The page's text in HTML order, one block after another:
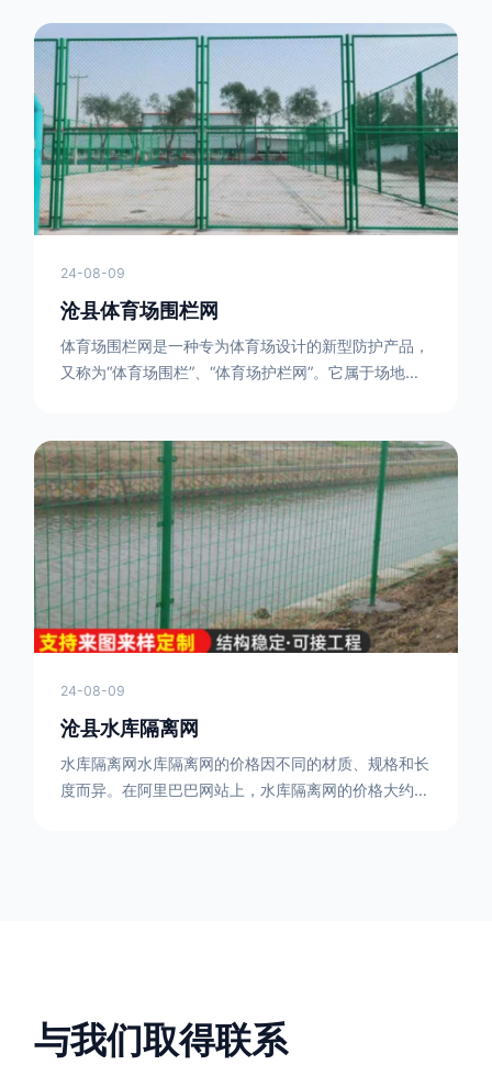
型，安装方便。桃型护栏网的安装方法如下：先固定
17631598285根色谱柱，然后将网格钩在此色谱柱
上，然后将第二根色谱柱钩在网格上，然后将其拧紧，
然后类推，一套一套的安装即可。该安装牢固美观，不
会损坏油漆表面 。桃型护栏网使
24-08-09
沧县体育场围栏网
体育场围栏网是一种专为体育场设计的新型防护产品，
又称为“体育场围栏”、“体育场护栏网”。它属于场地围
整。体育场围栏网的材质有很多种，如钢丝绳网、聚酯
纤维网、玻璃纤维网等。不同材质的体育场围栏网具有
不同的特点和优缺点。例如，钢丝绳网具有强度高、耐
腐蚀、耐磨损等特点；聚酯纤维网则具有柔韧性好、透
气性好等特点。体育场围栏网是一种
24-08-09
沧县水库隔离网
水库隔离网水库隔离网的价格因不同的材质、规格和长
度而异。在阿里巴巴网站上，水库隔离网的价格大约在
与我们取得联系